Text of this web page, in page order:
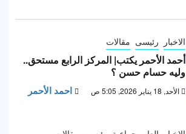
الاخبار رئيسى مقالات
أحمد الأحمر يكتب| المركز الرابع مستحق..
وليه حسام حسن ؟
الأحد, 18 يناير 2026, 5:05 ص احمد الأحمر